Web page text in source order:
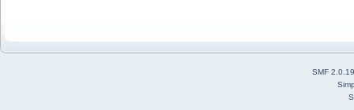
SMF 2.0.19